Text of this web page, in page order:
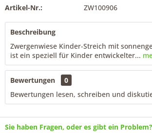
Artikel-Nr.: ZW100906
Beschreibung
Zwergenwiese Kinder-Streich mit
ist ein speziell für Kinder entwickelter...
Bewertungen
0
Bewertungen lesen, schreiben und
Sie haben Fragen, oder es gibt ein